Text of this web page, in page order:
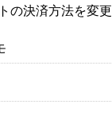
の決済方法を変更